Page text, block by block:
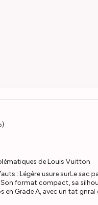
de Louis Vuitton
: Légère usure surLe
format compact, sa
Grade A, avec un tat